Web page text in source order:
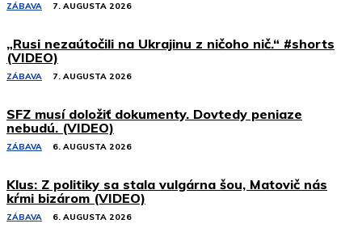
ZÁBAVA 7. AUGUSTA 2026
„Rusi nezaútočili na Ukrajinu z ničoho nič.“ #shorts
(VIDEO)
ZÁBAVA 7. AUGUSTA 2026
SFZ musí doložiť dokumenty. Dovtedy peniaze
nebudú. (VIDEO)
ZÁBAVA 6. AUGUSTA 2026
Klus: Z politiky sa stala vulgárna šou, Matovič nás
kŕmi bizárom (VIDEO)
ZÁBAVA 6. AUGUSTA 2026